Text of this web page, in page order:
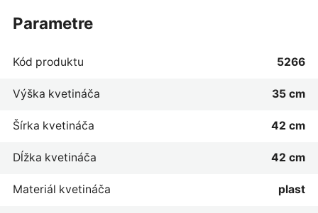
parametre
Kód produktu 5266
Výška kvetináča 35 cm
Šírka kvetináča 42 cm
Dĺžka kvetináča 42 cm
Materiál kvetináča plast